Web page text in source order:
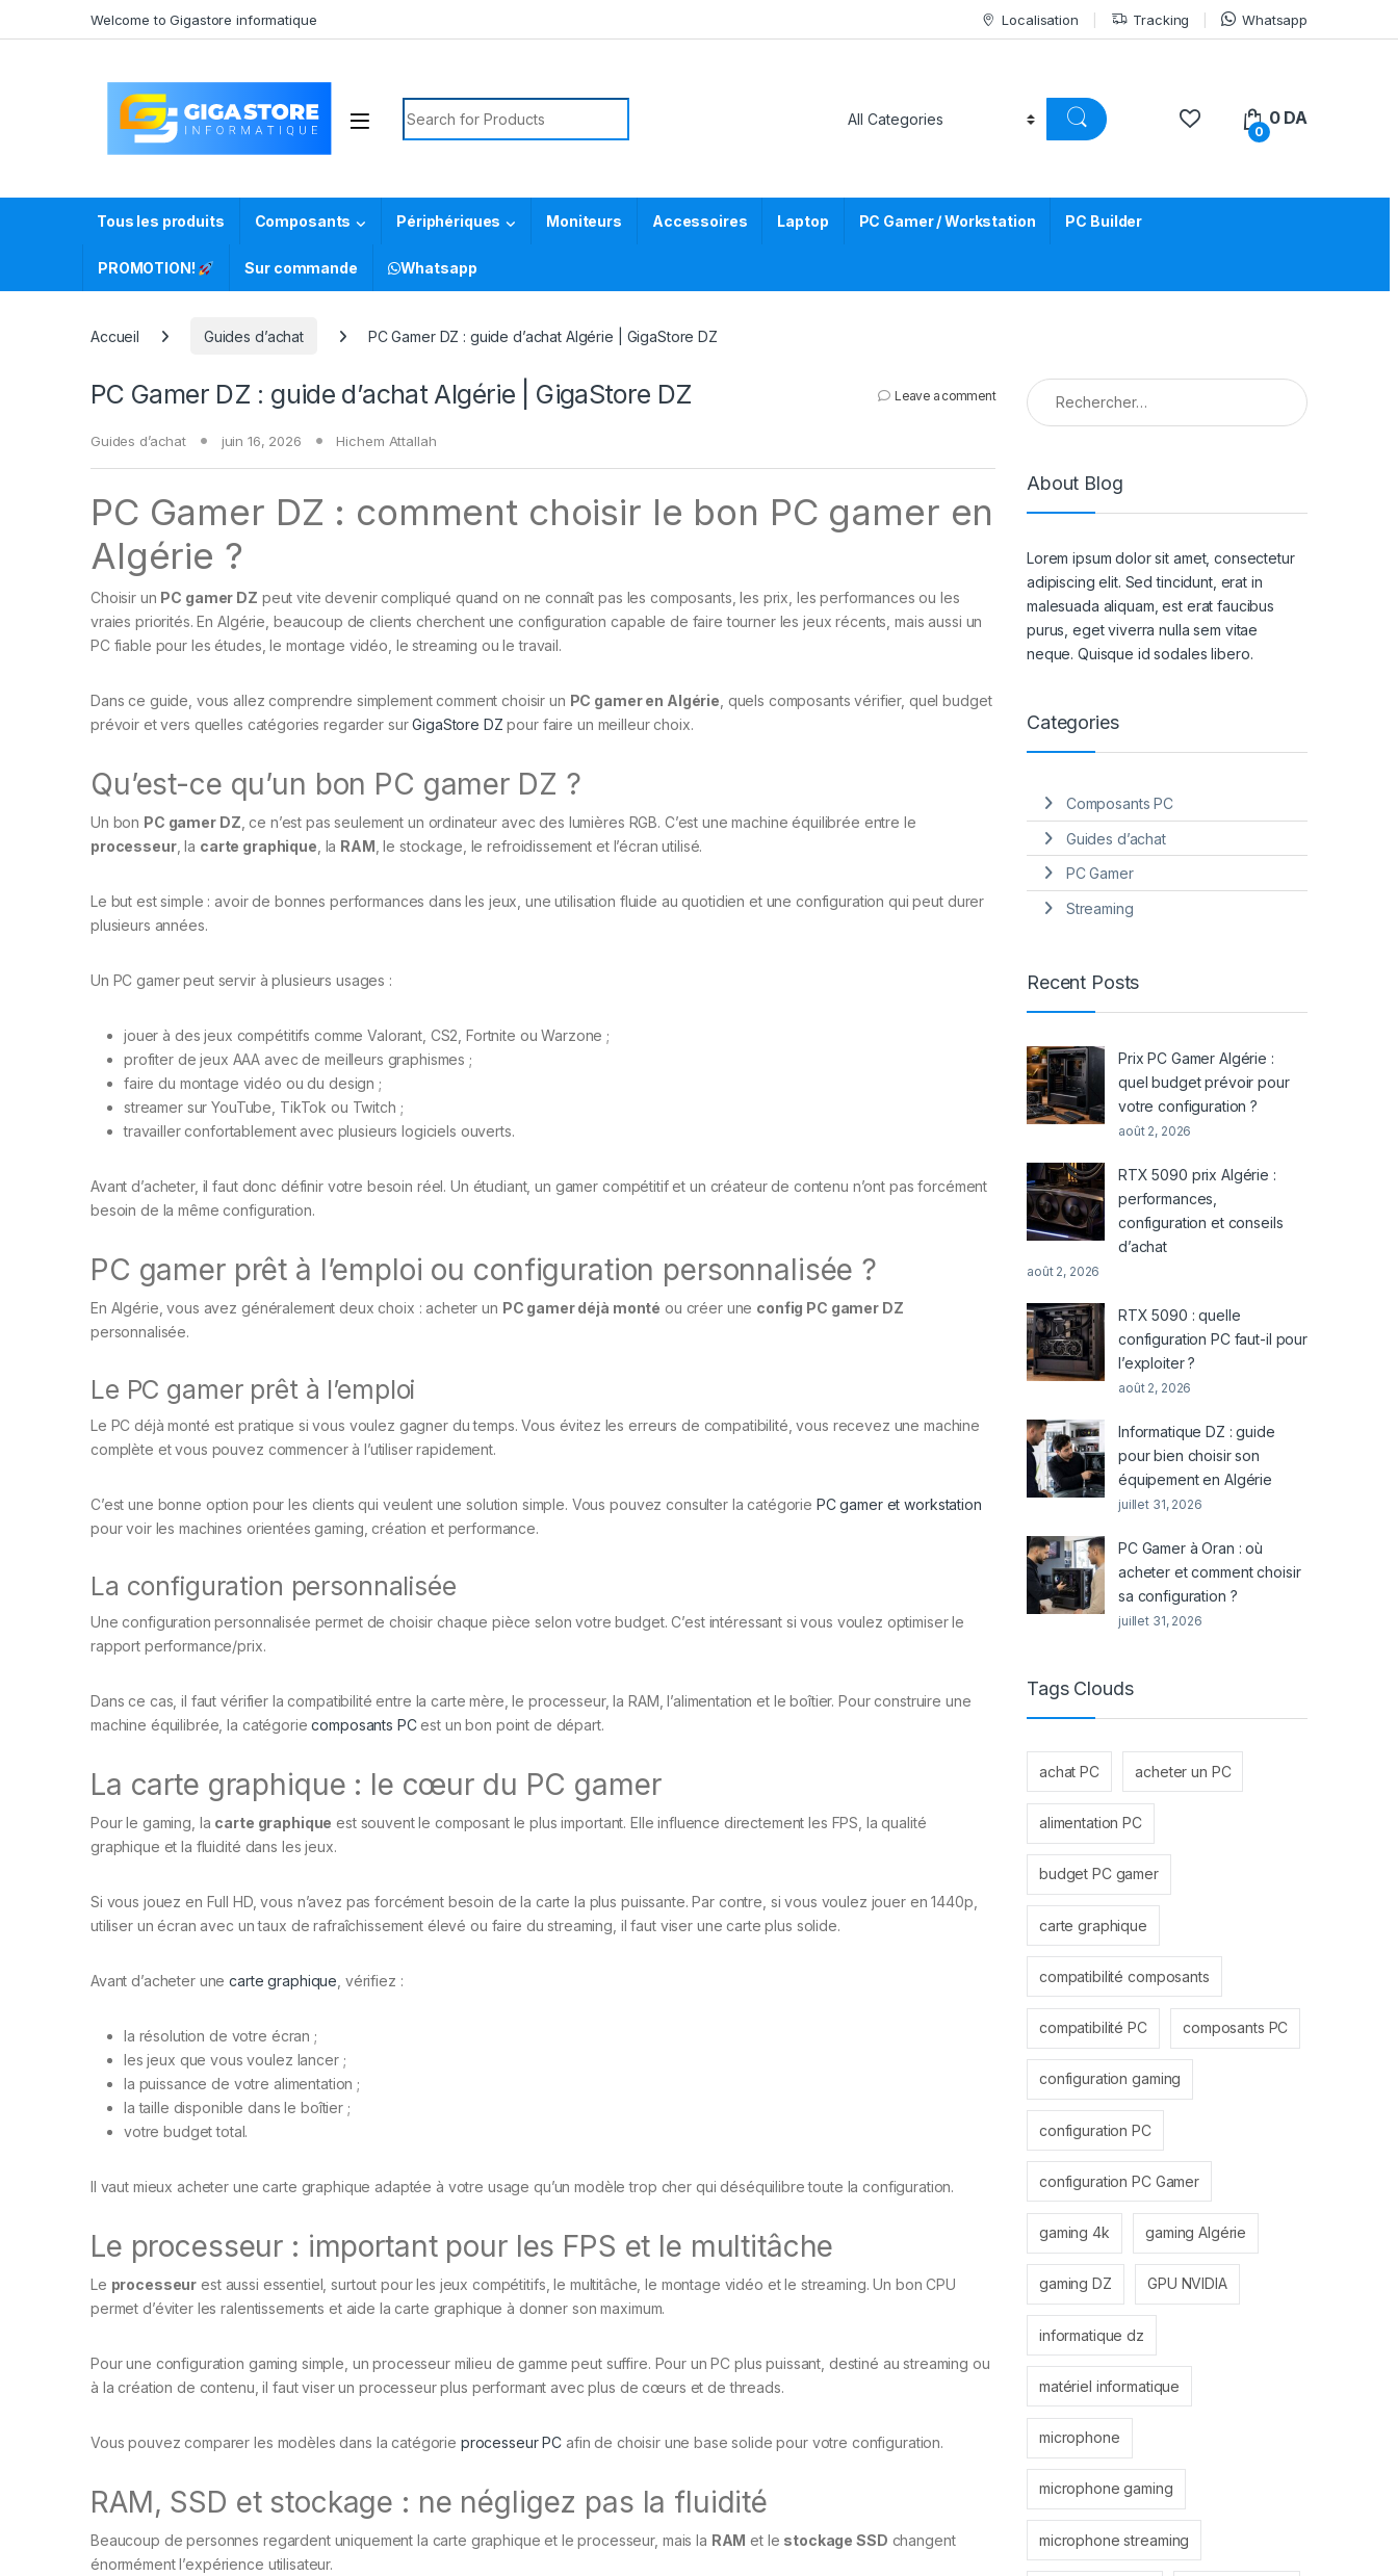
Welcome to Gigastore informatique Localisation Tracking Whatsapp
Search for:
0
0DA
Tous les produits Composants Périphériques Moniteurs Accessoires Laptop PC Gamer / Workstation PC Builder
PROMOTION! Sur commande Whatsapp
Accueil Guides d’achat PC Gamer DZ : guide d’achat Algérie | GigaStore DZ
PC Gamer DZ : guide d’achat Algérie | GigaStore DZ Leave a comment
Guides d’achat juin 16, 2026 Hichem Attallah
PC Gamer DZ : comment choisir le bon PC gamer en
Algérie ?
Choisir un PC gamer DZ peut vite devenir compliqué quand on ne connaît pas les composants, les prix, les performances ou les
vraies priorités. En Algérie, beaucoup de clients cherchent une configuration capable de faire tourner les jeux récents, mais aussi un
PC fiable pour les études, le montage vidéo, le streaming ou le travail.
Dans ce guide, vous allez comprendre simplement comment choisir un PC gamer en Algérie , quels composants vérifier, quel budget
prévoir et vers quelles catégories regarder surGigaStore DZ pour faire un meilleur choix.
Qu’est-ce qu’un bon PC gamer DZ ?
Un bon PC gamer DZ , ce n’est pas seulement un ordinateur avec des lumières RGB. C’est une machine équilibrée entre le
processeur, la carte graphique , la RAM , le stockage, le refroidissement et l’écran utilisé.
Le but est simple : avoir de bonnes performances dans les jeux, une utilisation fluide au quotidien et une configuration qui peut durer
plusieurs années.
Un PC gamer peut servir à plusieurs usages :
jouer à des jeux compétitifs comme Valorant, CS2, Fortnite ou Warzone ;
profiter de jeux AAA avec de meilleurs graphismes ;
faire du montage vidéo ou du design ;
streamer sur YouTube, TikTok ou Twitch ;
travailler confortablement avec plusieurs logiciels ouverts.
Avant d’acheter, il faut donc définir votre besoin réel. Un étudiant, un gamer compétitif et un créateur de contenu n’ont pas forcément
besoin de la même configuration.
PC gamer prêt à l’emploi ou configuration personnalisée ?
En Algérie, vous avez généralement deux choix : acheter un PC gamer déjà monté ou créer une config PC gamer DZ
personnalisée.
Le PC gamer prêt à l’emploi
Le PC déjà monté est pratique si vous voulez gagner du temps. Vous évitez les erreurs de compatibilité, vous recevez une machine
complète et vous pouvez commencer à l’utiliser rapidement.
C’est une bonne option pour les clients qui veulent une solution simple. Vous pouvez consulter la catégorie PC gamer et workstation
pour voir les machines orientées gaming, création et performance.
La configuration personnalisée
Une configuration personnalisée permet de choisir chaque pièce selon votre budget. C’est intéressant si vous voulez optimiser le
rapport performance/prix.
Dans ce cas, il faut vérifier la compatibilité entre la carte mère, le processeur, la RAM, l’alimentation et le boîtier. Pour construire une
machine équilibrée, la catégoriecomposants PCest un bon point de départ.
La carte graphique : le cœur du PC gamer
Pour le gaming, la carte graphique est souvent le composant le plus important. Elle influence directement les FPS, la qualité
graphique et la fluidité dans les jeux.
Si vous jouez en Full HD, vous n’avez pas forcément besoin de la carte la plus puissante. Par contre, si vous voulez jouer en 1440p,
utiliser un écran avec un taux de rafraîchissement élevé ou faire du streaming, il faut viser une carte plus solide.
Avant d’acheter unecarte graphique , vérifiez :
la résolution de votre écran ;
les jeux que vous voulez lancer ;
la puissance de votre alimentation ;
la taille disponible dans le boîtier ;
votre budget total.
Il vaut mieux acheter une carte graphique adaptée à votre usage qu’un modèle trop cher qui déséquilibre toute la configuration.
Le processeur : important pour les FPS et le multitâche
Le processeur est aussi essentiel, surtout pour les jeux compétitifs, le multitâche, le montage vidéo et le streaming. Un bon CPU
permet d’éviter les ralentissements et aide la carte graphique à donner son maximum.
Pour une configuration gaming simple, un processeur milieu de gamme peut suffire. Pour un PC plus puissant, destiné au streaming ou
à la création de contenu, il faut viser un processeur plus performant avec plus de cœurs et de threads.
Vous pouvez comparer les modèles dans la catégorie processeur PC afin de choisir une base solide pour votre configuration.
RAM, SSD et stockage : ne négligez pas la fluidité
Beaucoup de personnes regardent uniquement la carte graphique et le processeur, mais la RAM et le stockage SSD changent
énormément l’expérience utilisateur.
Rechercher :
About Blog
Lorem ipsum dolor sit amet, consectetur
adipiscing elit. Sed tincidunt, erat in
malesuada aliquam, est erat faucibus
purus, eget viverra nulla sem vitae
neque. Quisque id sodales libero.
Categories
Composants PC
Guides d’achat
PC Gamer
Streaming
Recent Posts
Prix PC Gamer Algérie :
quel budget prévoir pour
votre configuration ?
août 2, 2026
RTX 5090 prix Algérie :
performances,
configuration et conseils
d’achat
août 2, 2026
RTX 5090 : quelle
configuration PC faut-il pour
l’exploiter ?
août 2, 2026
Informatique DZ : guide
pour bien choisir son
équipement en Algérie
juillet 31, 2026
PC Gamer à Oran : où
acheter et comment choisir
sa configuration ?
juillet 31, 2026
Tags Clouds
achat PC acheter un PC
alimentation PC
budget PC gamer
carte graphique
compatibilité composants
compatibilité PC composants PC
configuration gaming
configuration PC
configuration PC Gamer
gaming 4k gaming Algérie
gaming DZ GPU NVIDIA
informatique dz
matériel informatique
microphone
microphone gaming
microphone streaming